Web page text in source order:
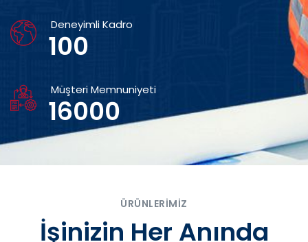
Deneyimli Kadro
100
Müşteri Memnuniyeti
16000
ÜRÜNLERIMIZ
İşinizin Her Anında